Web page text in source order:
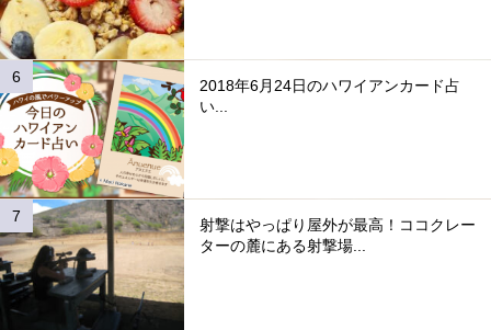
2018年6月24日のハワイアンカード占
い...
射撃はやっぱり屋外が最高！ココクレー
ターの麓にある射撃場...